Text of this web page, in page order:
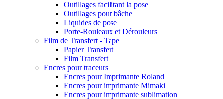
Outillages facilitant la pose
Outillages pour bâche
Liquides de pose
Porte-Rouleaux et Dérouleurs
Film de Transfert - Tape
Papier Transfert
Film Transfert
Encres pour traceurs
Encres pour Imprimante Roland
Encres pour imprimante Mimaki
Encres pour imprimante sublimation